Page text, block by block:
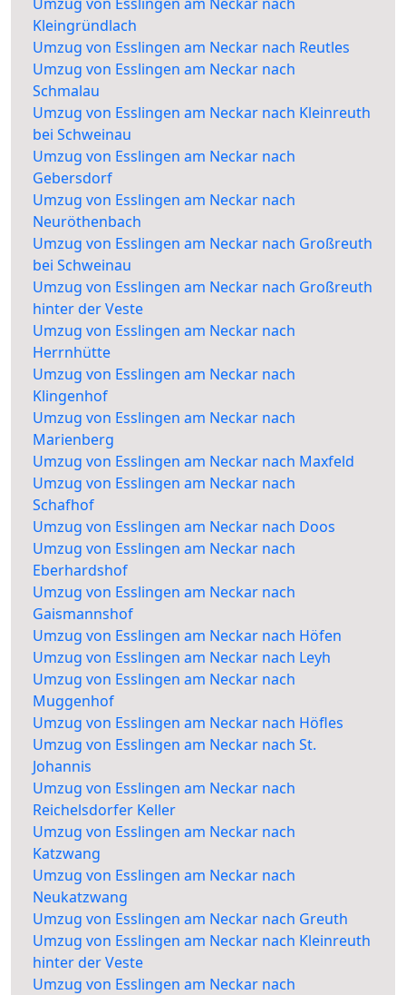
Kleingründlach
Umzug von Esslingen am Neckar nach Reutles
Umzug von Esslingen am Neckar nach
Schmalau
Umzug von Esslingen am Neckar nach Kleinreuth
bei Schweinau
Umzug von Esslingen am Neckar nach
Gebersdorf
Umzug von Esslingen am Neckar nach
Neuröthenbach
Umzug von Esslingen am Neckar nach Großreuth
bei Schweinau
Umzug von Esslingen am Neckar nach Großreuth
hinter der Veste
Umzug von Esslingen am Neckar nach
Herrnhütte
Umzug von Esslingen am Neckar nach
Klingenhof
Umzug von Esslingen am Neckar nach
Marienberg
Umzug von Esslingen am Neckar nach Maxfeld
Umzug von Esslingen am Neckar nach
Schafhof
Umzug von Esslingen am Neckar nach Doos
Umzug von Esslingen am Neckar nach
Eberhardshof
Umzug von Esslingen am Neckar nach
Gaismannshof
Umzug von Esslingen am Neckar nach Höfen
Umzug von Esslingen am Neckar nach Leyh
Umzug von Esslingen am Neckar nach
Muggenhof
Umzug von Esslingen am Neckar nach Höfles
Umzug von Esslingen am Neckar nach St.
Johannis
Umzug von Esslingen am Neckar nach
Reichelsdorfer Keller
Umzug von Esslingen am Neckar nach
Katzwang
Umzug von Esslingen am Neckar nach
Neukatzwang
Umzug von Esslingen am Neckar nach Greuth
Umzug von Esslingen am Neckar nach Kleinreuth
hinter der Veste
Umzug von Esslingen am Neckar nach